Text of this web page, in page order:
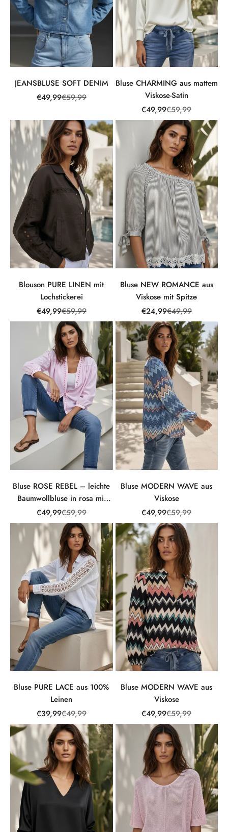
JEANSBLUSE SOFT DENIM
Angebot
€49,99Regulärer Preis
€59,99
Bluse CHARMING aus mattem
Viskose-Satin
Angebot
€49,99Regulärer Preis
€59,99
Blouson PURE LINEN mit
Lochstickerei
Angebot
€49,99Regulärer Preis
€59,99
Bluse NEW ROMANCE aus
Viskose mit Spitze
Angebot
€24,99Regulärer Preis
€49,99
Bluse ROSE REBEL – leichte
Baumwollbluse in rosa mit
Stickerei
Angebot
€49,99Regulärer Preis
€59,99
Bluse MODERN WAVE aus
Viskose
Angebot
€49,99Regulärer Preis
€59,99
Bluse PURE LACE aus 100%
Leinen
Angebot
€39,99Regulärer Preis
€49,99
Bluse MODERN WAVE aus
Viskose
Angebot
€49,99Regulärer Preis
€59,99